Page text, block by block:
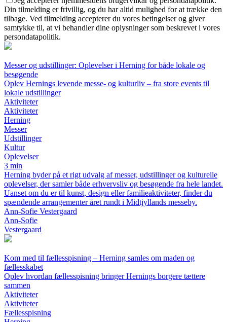
Din tilmelding er frivillig, og du har altid mulighed for at trække den
tilbage. Ved tilmelding accepterer du vores betingelser og giver
samtykke til, at vi behandler dine oplysninger som beskrevet i vores
persondatapolitik.
Messer og udstillinger: Oplevelser i Herning for både lokale og
besøgende
Oplev Hernings levende messe- og kulturliv – fra store events til
lokale udstillinger
Aktiviteter
Aktiviteter
Herning
Messer
Udstillinger
Kultur
Oplevelser
3 min
Herning byder på et rigt udvalg af messer, udstillinger og kulturelle
oplevelser, der samler både erhvervsliv og besøgende fra hele landet.
Uanset om du er til kunst, design eller familieaktiviteter, finder du
spændende arrangementer året rundt i Midtjyllands messeby.
Ann-Sofie Vestergaard
Ann-Sofie
Vestergaard
Kom med til fællesspisning – Herning samles om maden og
fællesskabet
Oplev hvordan fællesspisning bringer Hernings borgere tættere
sammen
Aktiviteter
Aktiviteter
Fællesspisning